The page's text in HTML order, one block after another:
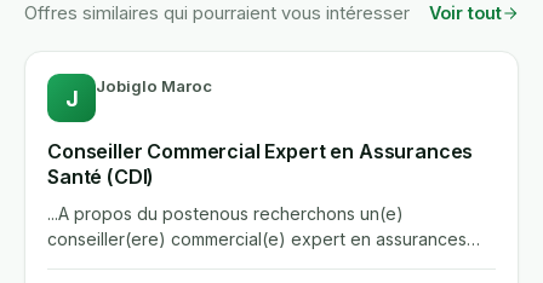
Offres similaires qui pourraient vous intéresser Voir tout
J Jobiglo Maroc
Conseiller Commercial Expert en Assurances
Santé (CDI)
...A propos du postenous recherchons un(e)
conseiller(ere) commercial(e) expert en assurances
sante pour rejoindre notre...